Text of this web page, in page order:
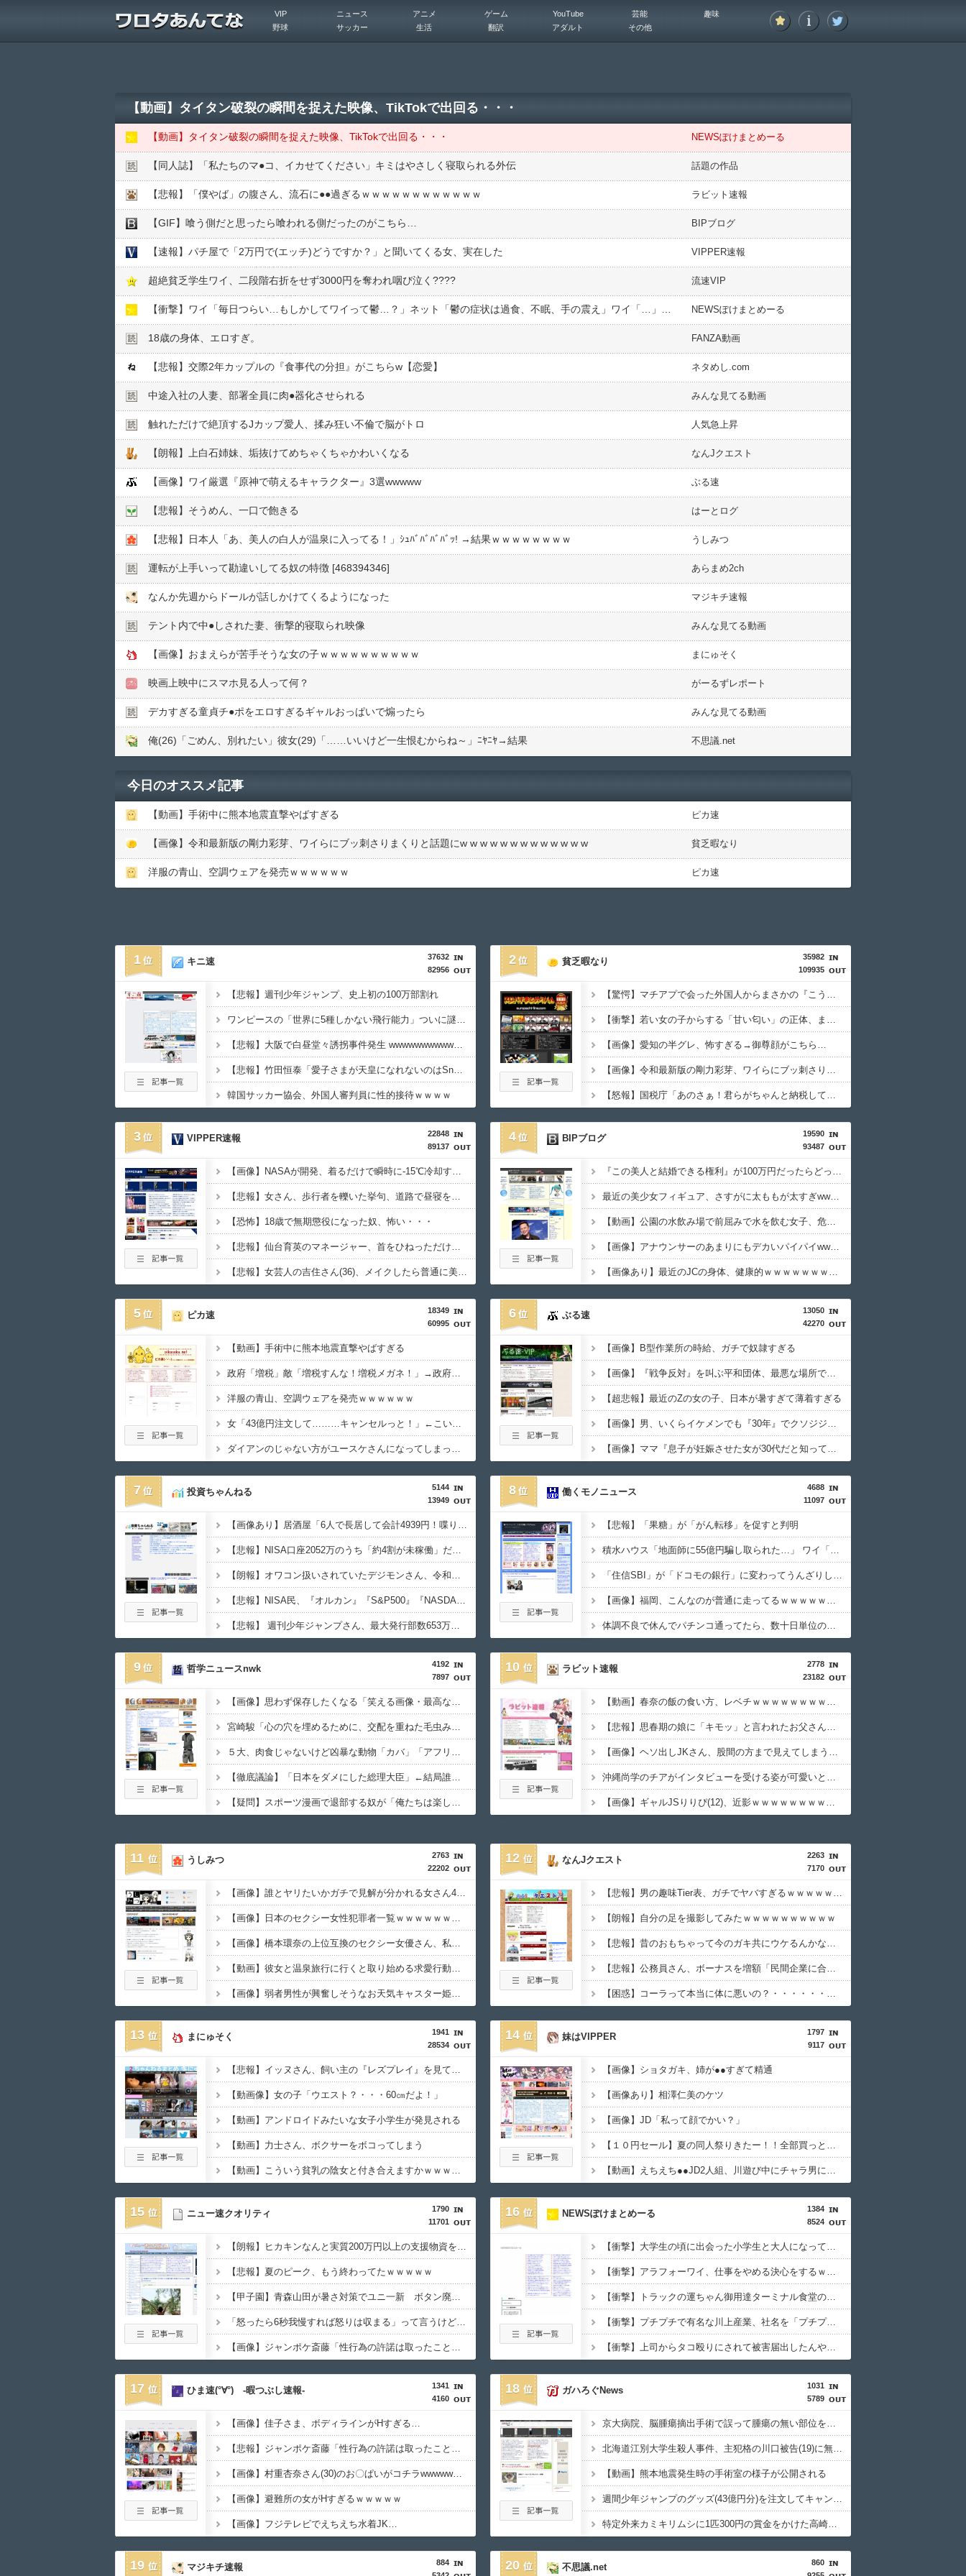
VIP ニュース アニメ ゲーム YouTube 芸能
趣味
野球
サッカー 生活 翻訳 アダルト その他
【動画】タイタン破裂の瞬間を捉えた映像、TikTokで出回る・・・
【動画】タイタン破裂の瞬間を捉えた映像、TikTokで出回る・・・ NEWSぽけまとめーる
【同人誌】「私たちのマ●︎コ、イカせてください」キミはやさしく寝取られる外伝 話題の作品
【悲報】「僕やば」の腹さん、流石に●●過ぎるｗｗｗｗｗｗｗｗｗｗｗｗ ラビット速報
【GIF】喰う側だと思ったら喰われる側だったのがこちら… BIPブログ
【速報】パチ屋で「2万円で(エッチ)どうですか？」と聞いてくる女、実在した VIPPER速報
超絶貧乏学生ワイ、二段階右折をせず3000円を奪われ咽び泣く???? 流速VIP
NEWSぽけまとめーる
18歳の身体、エロすぎ。 FANZA動画
【悲報】交際2年カップルの『食事代の分担』がこちらw【恋愛】 ネタめし.com
中途入社の人妻、部署全員に肉●︎器化させられる みんな見てる動画
触れただけで絶頂するJカップ愛人、揉み狂い不倫で脳がトロ 人気急上昇
【朗報】上白石姉妹、垢抜けてめちゃくちゃかわいくなる なんJクエスト
【画像】ワイ厳選『原神で萌えるキャラクター』3選wwwww ぶる速
【悲報】そうめん、一口で飽きる はーとログ
【悲報】日本人「あ、美人の白人が温泉に入ってる！」ｼｭﾊﾞﾊﾞﾊﾞﾊﾞｯ! →結果ｗｗｗｗｗｗｗｗ うしみつ
運転が上手いって勘違いしてる奴の特徴 [468394346] あらまめ2ch
なんか先週からドールが話しかけてくるようになった マジキチ速報
テント内で中●︎しされた妻、衝撃的寝取られ映像 みんな見てる動画
【画像】おまえらが苦手そうな女の子ｗｗｗｗｗｗｗｗｗｗ まにゅそく
映画上映中にスマホ見る人って何？ がーるずレポート
デカすぎる童貞チ●︎ポをエロすぎるギャルおっぱいで煽ったら みんな見てる動画
俺(26)「ごめん、別れたい」彼女(29)「……いいけど一生恨むからね～」ﾆﾔﾆﾔ→結果 不思議.net
今日のオススメ記事
【動画】手術中に熊本地震直撃やばすぎる ピカ速
【画像】令和最新版の剛力彩芽、ワイらにブッ刺さりまくりと話題にw w w w w w w w w w w w w 貧乏暇なり
洋服の青山、空調ウェアを発売ｗｗｗｗｗｗ ピカ速
1
37632
82956
キニ速
【悲報】週刊少年ジャンプ、史上初の100万部割れ
ワンピースの「世界に5種しかない飛行能力」ついに謎が判明するｗｗｗｗ
【悲報】大阪で白昼堂々誘拐事件発生 wwwwwwwwwwwwwwwwwwwwwwwwwwwwwwwwwwww
【悲報】竹田恒泰「愛子さまが天皇になれないのはSnow Manに女がいないのと同じ」X民「養子案はSnow Manに竹田恒泰が入るようなもの」
韓国サッカー協会、外国人審判員に性的接待ｗｗｗｗ
2
35982
109935
貧乏暇なり
【驚愕】マチアプで会った外国人からまさかの『こう』言われたんやがこれワイ詰みか？？？？？？？
【衝撃】若い女の子からする「甘い匂い」の正体、まさか分からないDTなんておらんよな？よな？w w w w w w w w w w w
【画像】愛知の半グレ、怖すぎる→御尊顔がこちら…
【画像】令和最新版の剛力彩芽、ワイらにブッ刺さりまくりと話題にw w w w w w w w w w w w w
【怒報】国税庁「あのさぁ！君らがちゃんと納税してくれないとこうなっちゃうけどどうする？！」←これw w w w w w w w
3
22848
89137
VIPPER速報
【画像】NASAが開発、着るだけで瞬時に-15℃冷却する冷感ポンチョが3,980円ｗｗｗｗｗ
【悲報】女さん、歩行者を轢いた挙句、道路で昼寝をしようとしてしまう
【恐怖】18歳で無期懲役になった奴、怖い・・・
【悲報】仙台育英のマネージャー、首をひねっただけでなぜかウインクしたことにされてしまう
【悲報】女芸人の吉住さん(36)、メイクしたら普通に美人の部類だったと判明
4
19590
93487
BIPブログ
『この美人と結婚できる権利』が100万円だったらどっち選ぶwwwww
最近の美少女フィギュア、さすがに太ももが太すぎwwwww
【動画】公園の水飲み場で前屈みで水を飲む女子、危うく乳が見えてしまう
【画像】アナウンサーのあまりにもデカいパイパイwwwwwwww
【画像あり】最近のJCの身体、健康的ｗｗｗｗｗｗｗｗｗｗｗｗｗｗｗ
5
18349
60995
ピカ速
【動画】手術中に熊本地震直撃やばすぎる
政府「増税」敵「増税すんな！増税メガネ！」→政府「減税」敵「減税すんな！社会保障どうなる！」
洋服の青山、空調ウェアを発売ｗｗｗｗｗｗ
女「43億円注文して………キャンセルっと！」←こいつの目的
ダイアンのじゃない方がユースケさんになってしまっているという事実←これ
6
13050
42270
ぶる速
【画像】B型作業所の時給、ガチで奴隷すぎる
【画像】『戦争反対』を叫ぶ平和団体、最悪な場所でデモをしてしまう
【超悲報】最近のZの女の子、日本が暑すぎて薄着すぎる
【画像】男、いくらイケメンでも『30年』でクソジジいになってしまう
【画像】ママ『息子が妊娠させた女が30代だと知って卒倒した』←これ
7
5144
13949
投資ちゃんねる
【画像あり】居酒屋「6人で長居して会計4939円！喋りたいだけなら公園に行ってくれ（怒」
【悲報】NISA口座2052万のうち「約4割が未稼働」だったｗｗｗｗｗ
【朗報】オワコン扱いされていたデジモンさん、令和に「全盛期を超える利益」を生み出していた
【悲報】NISA民、『オルカン』『S&P500』『NASDAQ100』しか買わない
【悲報】 週刊少年ジャンプさん、最大発行部数653万部から急降下でついに「100万部」を割ってしまうｗｗｗｗｗ
8
4688
11097
働くモノニュース
【悲報】「果糖」が「がん転移」を促すと判明
積水ハウス「地面師に55億円騙し取られた…」 ワイ「はえーかわいそう…会社滅茶苦茶やろなぁ」
「住信SBI」が「ドコモの銀行」に変わってうんざりしてるやつｗｗｗｗｗｗｗ
【画像】福岡、こんなのが普通に走ってるｗｗｗｗｗｗｗｗｗｗｗｗｗｗｗｗ
体調不良で休んでパチンコ通ってたら、数十日単位の証拠写真撮られて会社クビになった
9
4192
7897
哲学ニュースnwk
【画像】思わず保存したくなる「笑える画像・最高な画像」貼っていけｗｗｗｗｗ
宮崎駿「心の穴を埋めるために、交配を重ねた毛虫みたいな小さな犬を連れてる人、本当に醜い」←これどう思う？
５大、肉食じゃないけど凶暴な動物「カバ」「アフリカゾウ」「バッファロー」「コーカサスオオカブト」
【徹底議論】「日本をダメにした総理大臣」←結局誰だと思う？
【疑問】スポーツ漫画で退部する奴が「俺たちは楽しくやりたかったんだよ」って言い出す理由ｗｗｗｗｗ
10
2778
23182
ラビット速報
【動画】春奈の飯の食い方、レベチｗｗｗｗｗｗｗｗｗｗｗｗｗｗｗｗｗｗｗｗｗｗｗｗ
【悲報】思春期の娘に「キモッ」と言われたお父さん、グレる
【画像】ヘソ出しJKさん、股間の方まで見えてしまうｗｗｗｗｗｗｗｗｗ
沖縄尚学のチアがインタビューを受ける姿が可愛いと話題に（※動画あり）
【画像】ギャルJSりりぴ(12)、近影ｗｗｗｗｗｗｗｗｗｗ
11
2763
22202
うしみつ
【画像】誰とヤリたいかガチで見解が分かれる女さん4人衆、発見されるｗｗｗｗｗｗｗ
【画像】日本のセクシー女性犯罪者一覧ｗｗｗｗｗｗｗｗｗ
【画像】橋本環奈の上位互換のセクシー女優さん、私服でも可愛すぎるｗｗｗｗｗｗｗｗｗ
【動画】彼女と温泉旅行に行くと取り始める求愛行動ｗｗｗｗｗｗｗｗｗｗｗ
【画像】弱者男性が興奮しそうなお天気キャスター姫、見つかるｗｗｗｗｗｗｗ
12
2263
7170
なんJクエスト
【悲報】男の趣味Tier表、ガチでヤバすぎるｗｗｗｗｗｗｗｗｗｗ
【朗報】自分の足を撮影してみたｗｗｗｗｗｗｗｗｗｗ
【悲報】昔のおもちゃって今のガキ共にウケるんかな？ｗｗｗｗｗｗｗｗｗｗ
【悲報】公務員さん、ボーナスを増額「民間企業に合わせました」ｗｗｗｗｗｗｗｗｗｗ
【困惑】コーラって本当に体に悪いの？・・・・・・・・・
13
1941
28534
まにゅそく
【悲報】イッヌさん、飼い主の『レズプレイ』を見てドン引き・・・
【動画像】女の子「ウエスト？・・・60㎝だよ！」
【動画】アンドロイドみたいな女子小学生が発見される
【動画】力士さん、ボクサーをボコってしまう
【動画】こういう貧乳の陰女と付き合えますかｗｗｗｗｗｗｗ
14
1797
9117
妹はVIPPER
【画像】ショタガキ、姉が●●すぎて精通
【画像あり】相澤仁美のケツ
【画像】JD「私って顔でかい？」
【１０円セール】夏の同人祭りきたー！！全部買っとけwwww
【動画】えちえち●●JD2人組、川遊び中にチャラ男にナンパされるｗ
15
1790
11701
ニュー速クオリティ
【朗報】ヒカキンなんと実質200万円以上の支援物資を寄付してしまう・・・
【悲報】夏のピーク、もう終わってたｗｗｗｗｗ
【甲子園】青森山田が暑さ対策でユニ一新 ボタン廃止でTシャツ素材ｗｗｗ
「怒ったら6秒我慢すれば怒りは収まる」って言うけど・・・
【画像】ジャンポケ斎藤「性行為の許諾は取ったことありません」
16
1384
8524
NEWSぽけまとめーる
【衝撃】大学生の頃に出会った小学生と大人になってから再会し結婚した男、めちゃくちゃ叩かれてしまうｗｗｗｗｗ(※画像あり)
【衝撃】アラフォーワイ、仕事をやめる決心をするｗｗｗｗｗ
【衝撃】トラックの運ちゃん御用達ターミナル食堂のオムライスが強すぎるｗｗｗｗｗ(※画像あり)
【衝撃】プチプチで有名な川上産業、社名を「プチプチ株式会社」に変更されるｗｗｗｗｗ
【衝撃】上司からタコ殴りにされて被害届出したんやけど示談金どれくらいいけそう？ｗｗｗｗｗ
17
1341
4160
ひま速(°∀°) -暇つぶし速報-
【画像】佳子さま、ボディラインがHすぎる…
【悲報】ジャンポケ斎藤「性行為の許諾は取ったことありません」
【画像】村重杏奈さん(30)のお〇ぱいがコチラwwwwwwwwwwww
【画像】避難所の女がHすぎるｗｗｗｗｗ
【画像】フジテレビでえちえち水着JK…
18
1031
5789
ガハろぐNews
京大病院、脳腫瘍摘出手術で誤って腫瘍の無い部位を摘出 脳幹など損傷受け植物状態に
北海道江別大学生殺人事件、主犯格の川口被告(19)に無期懲役の判決
【動画】熊本地震発生時の手術室の様子が公開される
週間少年ジャンプのグッズ(43億円分)を注文してキャンセルした32歳女が逮捕
特定外来カミキリムシに1匹300円の賞金をかけた高崎市、初日に1170匹持ち込まれる
19
884
マジキチ速報 20
860
不思議.net